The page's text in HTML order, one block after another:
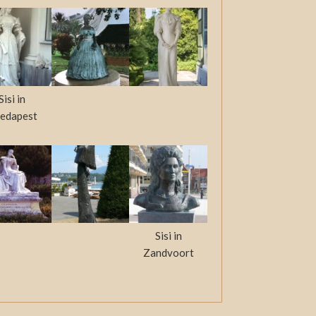
in
Sisi in
Zandvoort